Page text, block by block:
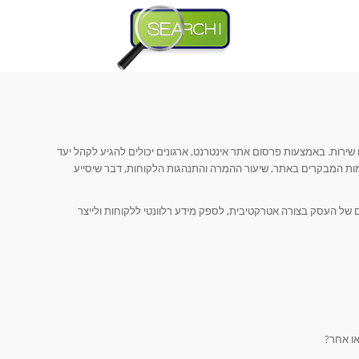
שירות. באמצעות פרסום אתר אינטרנט, ארגונים יכולים להגיע לקהל יעד
המבקרים באתר, שיעור ההמרה והתנהגות הלקוחות, דבר שיסייע
העסק בצורה אטרקטיבית, לספק מידע רלוונטי ללקוחות ולייצר
אחר?